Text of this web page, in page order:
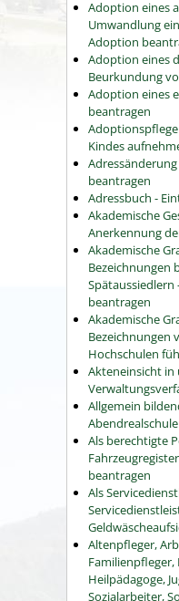
Adoption eines
Umwandlung
Adoption
Adoption eines
Beurkundung
Adoption eines
beantragen
Kindes
beantragen
Adressbuch -
Akademische
Anerkennung
Akademische
Bezeichnungen
beantragen
Akademische
Bezeichnungen
Hochschulen
Akteneinsicht in
Allgemein
Als berechtigte
beantragen
Als
Altenpfleger,
Familienpfleger,
Heilpädagoge,
Sozialarbeiter,